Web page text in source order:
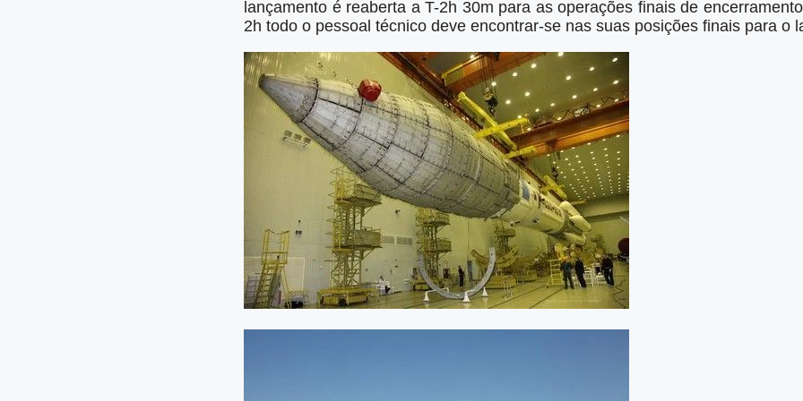
lançamento é reaberta a T-2h 30m para as operações finais de
2h todo o pessoal técnico deve encontrar-se nas suas posições finais para o